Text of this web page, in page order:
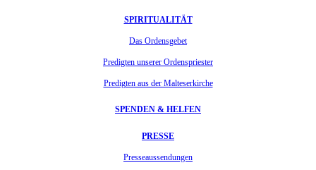
SPIRITUALITÄT
Das Ordensgebet
Predigten unserer Ordenspriester
Predigten aus der Malteserkirche
SPENDEN & HELFEN
PRESSE
Presseaussendungen